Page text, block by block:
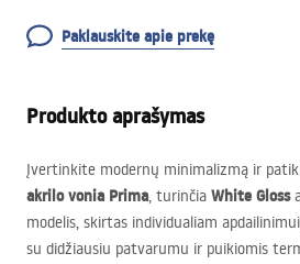
Paklauskite apie prekę
Produkto aprašymas
Įvertinkite modernų minimalizmą ir
akrilo vonia Prima, turinčia White Gloss
modelis, skirtas individualiam
su didžiausiu patvarumu ir puikiomis